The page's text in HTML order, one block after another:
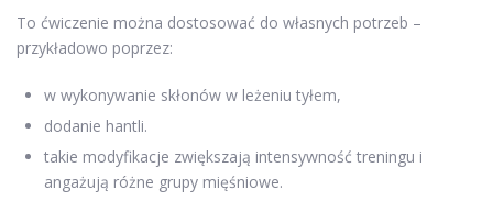
To ćwiczenie można dostosować do własnych potrzeb –
przykładowo poprzez:
w wykonywanie skłonów w leżeniu tyłem,
dodanie hantli.
takie modyfikacje zwiększają intensywność treningu i
angażują różne grupy mięśniowe.